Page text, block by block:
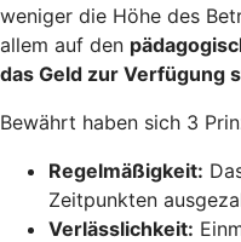
weniger die Höhe des
allem auf den
das Geld zur Verfügung
Bewährt haben sich 3
Regelmäßigkeit:
Zeitpunkten
Verlässlichkeit: